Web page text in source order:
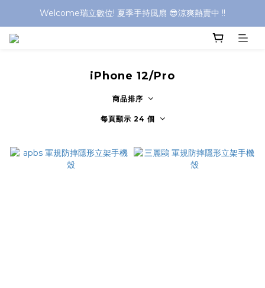
Welcome瑞立數位! 夏季手持風扇 😎涼爽熱賣中 !!
Welcome瑞立數位! 夏季手持風扇 😎涼爽熱賣中 !!
Welcome瑞立數位! 夏季手持風扇 😎涼爽熱賣中 !!
iPhone 12/Pro
商品排序
每頁顯示 24 個